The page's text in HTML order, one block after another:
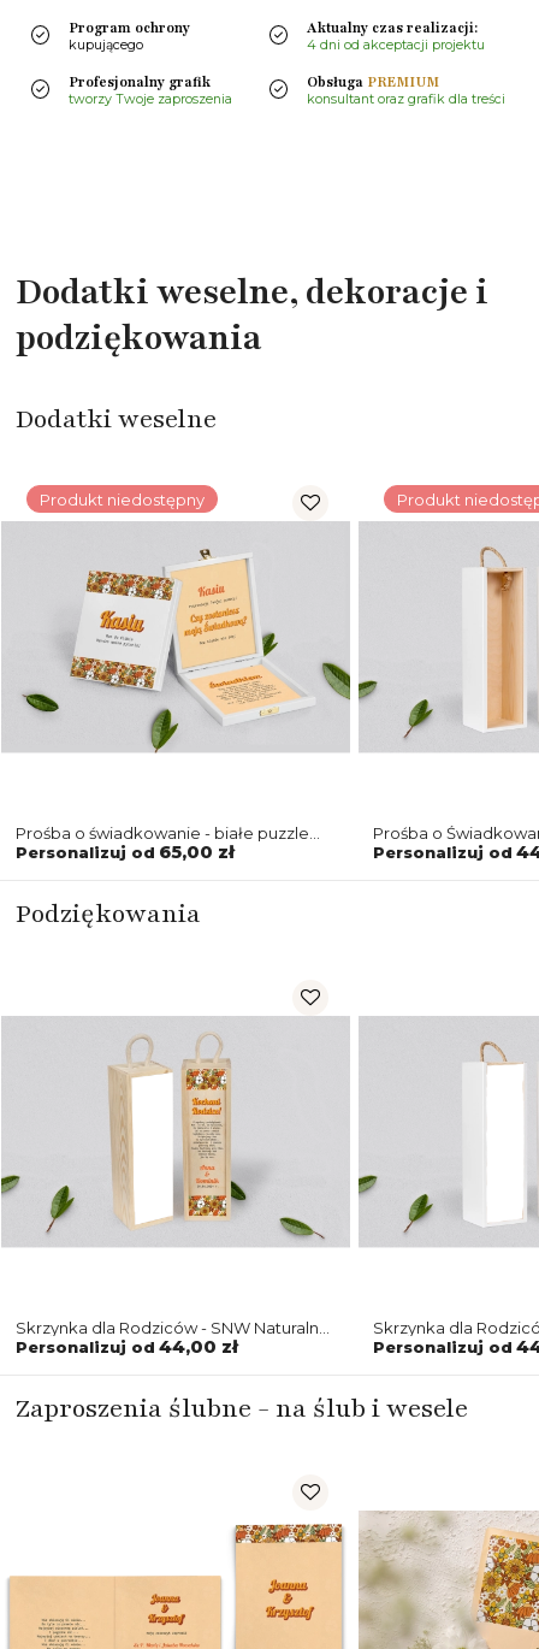
Program ochrony
kupującego
Aktualny czas realizacji:
4 dni od akceptacji projektu
Profesjonalny grafik
tworzy Twoje zaproszenia
Obsługa PREMIUM
konsultant oraz grafik dla treści
Dodatki weselne, dekoracje i
podziękowania
Dodatki weselne
Produkt niedostępny
Prośba o świadkowanie - białe puzzle
Retro Style Motyw 1
Personalizuj od 65,00 zł
Produkt
Prośba o
Retro Style Motyw 1
Personalizuj od
Podziękowania
Skrzynka dla Rodziców - SNW Naturalna
Retro Style Motyw 1
Personalizuj od 44,00 zł
Skrzynka dla
Retro Style Motyw 1
Personalizuj od
Zaproszenia ślubne - na ślub i wesele